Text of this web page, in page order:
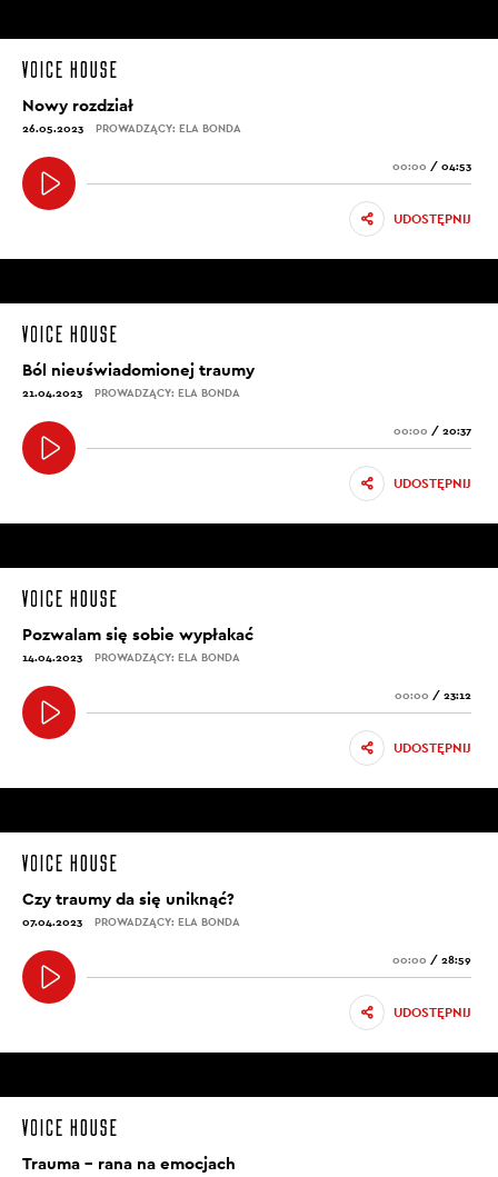
Nowy rozdział
26.05.2023 PROWADZĄCY: ELA BONDA
00:00 / 04:53
UDOSTĘPNIJ
Ból nieuświadomionej traumy
21.04.2023 PROWADZĄCY: ELA BONDA
00:00 / 20:37
UDOSTĘPNIJ
Pozwalam się sobie wypłakać
14.04.2023 PROWADZĄCY: ELA BONDA
00:00 / 23:12
UDOSTĘPNIJ
Czy traumy da się uniknąć?
07.04.2023 PROWADZĄCY: ELA BONDA
00:00 / 28:59
UDOSTĘPNIJ
Trauma – rana na emocjach